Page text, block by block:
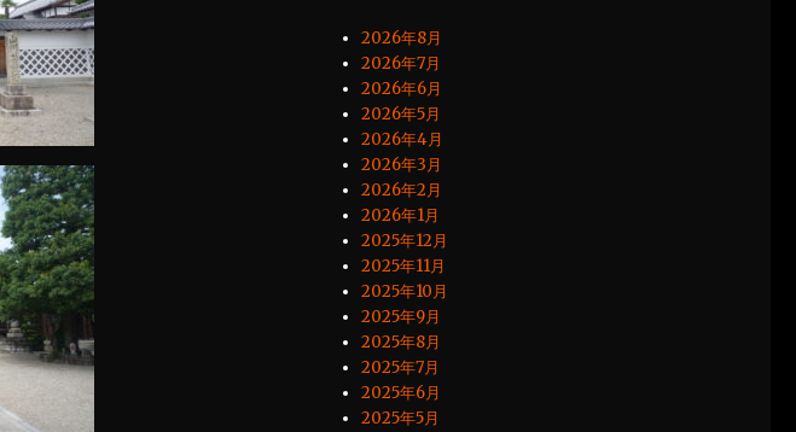
2026年8月
2026年7月
2026年6月
2026年5月
2026年4月
2026年3月
2026年2月
2026年1月
2025年12月
2025年11月
2025年10月
2025年9月
2025年8月
2025年7月
2025年6月
2025年5月